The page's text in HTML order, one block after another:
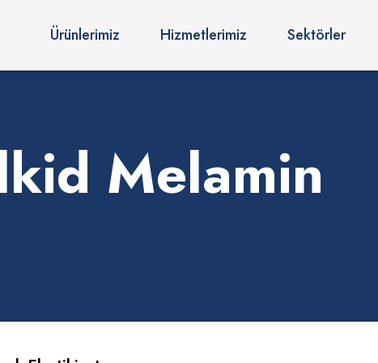
Ürünlerimiz Hizmetlerimiz Sektörler
Melamin